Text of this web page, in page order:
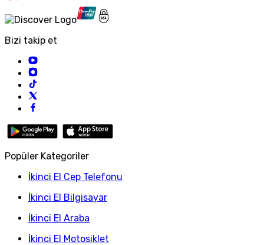
Bizi takip et
Popüler Kategoriler
İkinci El Cep Telefonu
İkinci El Bilgisayar
İkinci El Araba
İkinci El Motosiklet